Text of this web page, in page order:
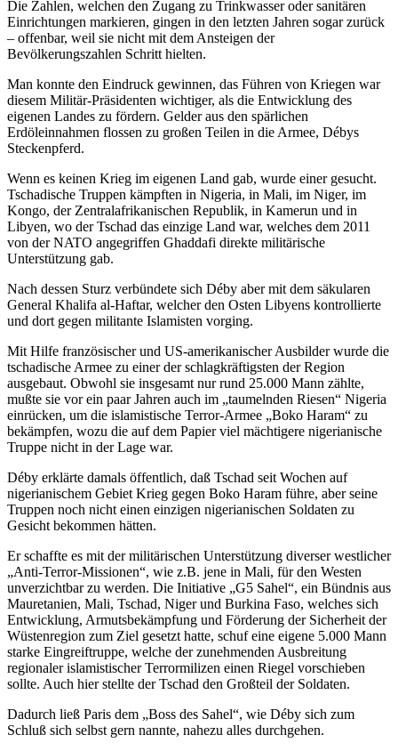
Die Zahlen, welchen den Zugang zu Trinkwasser oder sanitären
Einrichtungen markieren, gingen in den letzten Jahren sogar zurück
– offenbar, weil sie nicht mit dem Ansteigen der
Bevölkerungszahlen Schritt hielten.
Man konnte den Eindruck gewinnen, das Führen von Kriegen war
diesem Militär-Präsidenten wichtiger, als die Entwicklung des
eigenen Landes zu fördern. Gelder aus den spärlichen
Erdöleinnahmen flossen zu großen Teilen in die Armee, Débys
Steckenpferd.
Wenn es keinen Krieg im eigenen Land gab, wurde einer gesucht.
Tschadische Truppen kämpften in Nigeria, in Mali, im Niger, im
Kongo, der Zentralafrikanischen Republik, in Kamerun und in
Libyen, wo der Tschad das einzige Land war, welches dem 2011
von der NATO angegriffen Ghaddafi direkte militärische
Unterstützung gab.
Nach dessen Sturz verbündete sich Déby aber mit dem säkularen
General Khalifa al-Haftar, welcher den Osten Libyens kontrollierte
und dort gegen militante Islamisten vorging.
Mit Hilfe französischer und US-amerikanischer Ausbilder wurde die
tschadische Armee zu einer der schlagkräftigsten der Region
ausgebaut. Obwohl sie insgesamt nur rund 25.000 Mann zählte,
mußte sie vor ein paar Jahren auch im „taumelnden Riesen“ Nigeria
einrücken, um die islamistische Terror-Armee „Boko Haram“ zu
bekämpfen, wozu die auf dem Papier viel mächtigere nigerianische
Truppe nicht in der Lage war.
Déby erklärte damals öffentlich, daß Tschad seit Wochen auf
nigerianischem Gebiet Krieg gegen Boko Haram führe, aber seine
Truppen noch nicht einen einzigen nigerianischen Soldaten zu
Gesicht bekommen hätten.
Er schaffte es mit der militärischen Unterstützung diverser westlicher
„Anti-Terror-Missionen“, wie z.B. jene in Mali, für den Westen
unverzichtbar zu werden. Die Initiative „G5 Sahel“, ein Bündnis aus
Mauretanien, Mali, Tschad, Niger und Burkina Faso, welches sich
Entwicklung, Armutsbekämpfung und Förderung der Sicherheit der
Wüstenregion zum Ziel gesetzt hatte, schuf eine eigene 5.000 Mann
starke Eingreiftruppe, welche der zunehmenden Ausbreitung
regionaler islamistischer Terrormilizen einen Riegel vorschieben
sollte. Auch hier stellte der Tschad den Großteil der Soldaten.
Dadurch ließ Paris dem „Boss des Sahel“, wie Déby sich zum
Schluß sich selbst gern nannte, nahezu alles durchgehen.